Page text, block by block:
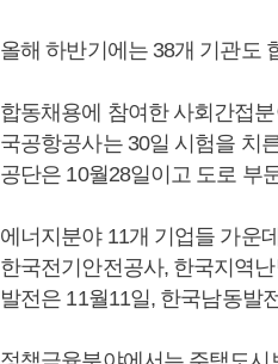
올해 하반기에는 38개 기관도
합동채용에 참여한 사회간접
국공항공사는 30일 시험을 치
공단은 10월28일이고 도로 부
에너지분야 11개 기업들 가운
한국전기안전공사, 한국지역
발전은 11월11일, 한국남동발